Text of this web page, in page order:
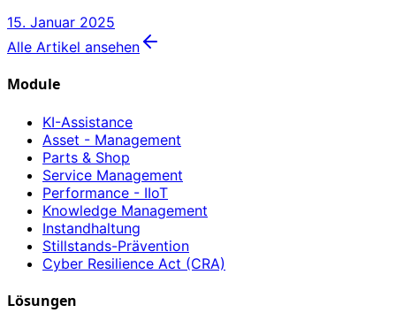
15. Januar 2025
Alle Artikel ansehen
Module
KI-Assistance
Asset - Management
Parts & Shop
Service Management
Performance - IIoT
Knowledge Management
Instandhaltung
Stillstands-Prävention
Cyber Resilience Act (CRA)
Lösungen